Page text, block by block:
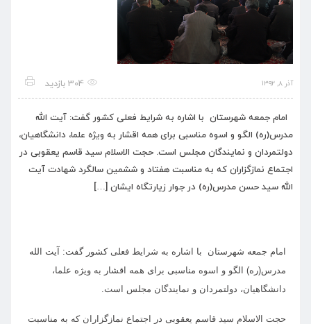
آذر ۸, ۱۳۹۲ 304 بازدید
امام جمعه شهرستان با اشاره به شرایط فعلی کشور گفت: آیت الله
مدرس(ره) الگو و اسوه مناسبی برای همه اقشار به ویژه علما، دانشگاهیان،
دولتمردان و نمایندگان مجلس است. حجت الاسلام سید قاسم یعقوبی در
اجتماع نمازگزاران که به مناسبت هفتاد و ششمین سالگرد شهادت آیت
الله سید حسن مدرس(ره) در جوار زیارتگاه ایشان […]
امام جمعه شهرستان با اشاره به شرایط فعلی کشور گفت: آیت الله
مدرس(ره) الگو و اسوه مناسبی برای همه اقشار به ویژه علما،
دانشگاهیان، دولتمردان و نمایندگان مجلس است.
حجت الاسلام سید قاسم یعقوبی در اجتماع نمازگزاران که به مناسبت